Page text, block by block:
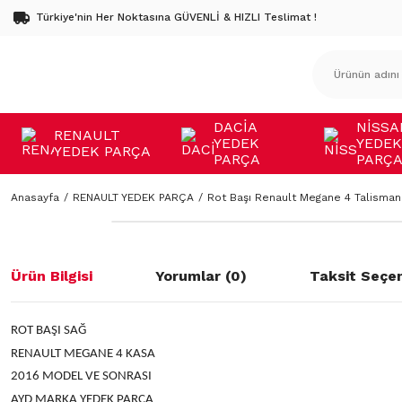
Türkiye'nin Her Noktasına GÜVENLİ & HIZLI Teslimat !
RENAULT
YEDEK PARÇA
DACİA
YEDEK
PARÇA
YEDEK
PARÇA
Anasayfa RENAULT YEDEK PARÇA Rot Başı Renault Megane 4
Ürün Bilgisi Yorumlar (0) Taksit
ROT BAŞI SAĞ
RENAULT MEGANE 4 KASA
2016 MODEL VE SONRASI